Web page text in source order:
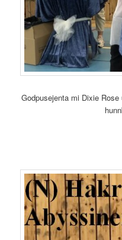
Godpusejenta mi Dixie